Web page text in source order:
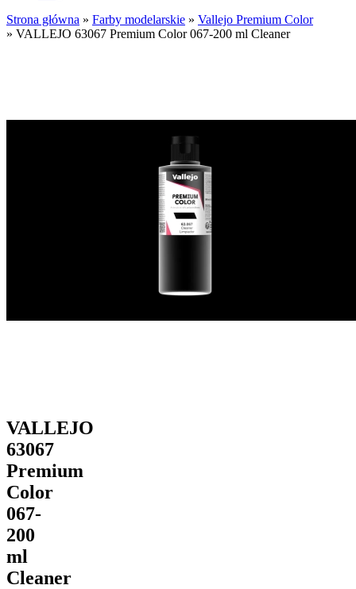
Strona główna » Farby modelarskie » Vallejo Premium Color
» VALLEJO 63067 Premium Color 067-200 ml Cleaner
VALLEJO
63067
Premium
Color
067-
200
ml
Cleaner